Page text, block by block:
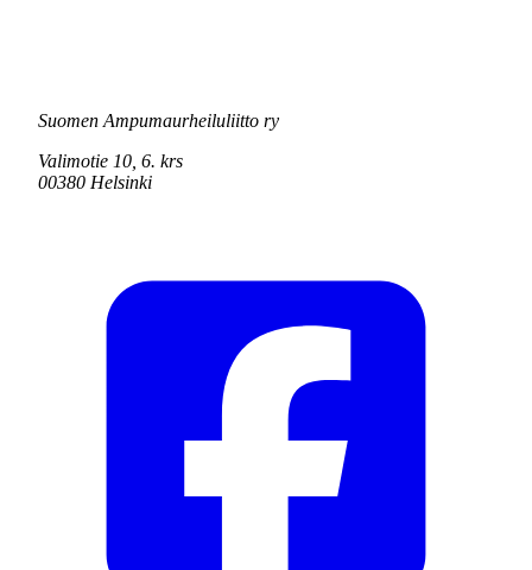
Suomen Ampumaurheiluliitto ry
Valimotie 10, 6. krs
00380 Helsinki